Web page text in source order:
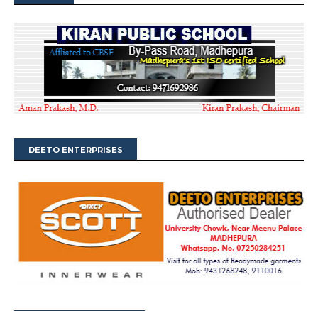
DEETO ENTERPRISES